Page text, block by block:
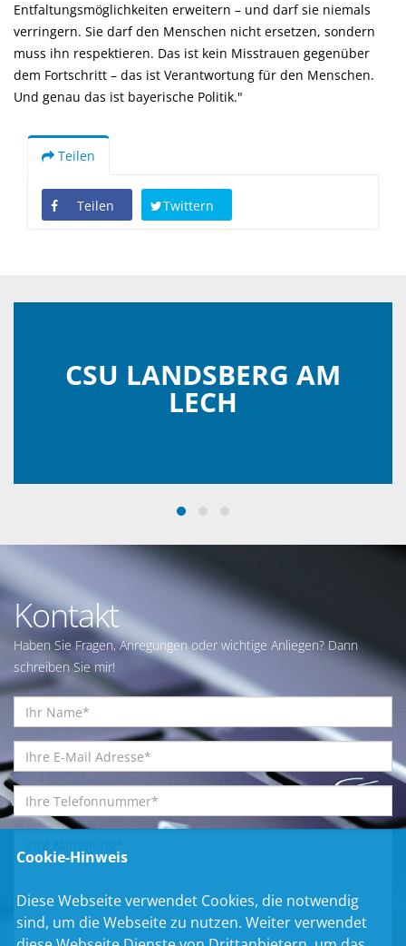
Entfaltungsmöglichkeiten erweitern – und darf sie niemals
verringern. Sie darf den Menschen nicht ersetzen, sondern
muss ihn respektieren. Das ist kein Misstrauen gegenüber
dem Fortschritt – das ist Verantwortung für den Menschen.
Und genau das ist bayerische Politik."
Teilen
Teilen Twittern
CSU LANDSBERG AM
LECH
Kontakt
Haben Sie Fragen, Anregungen oder wichtige Anliegen? Dann
schreiben Sie mir!
Cookie-Hinweis
Diese Webseite verwendet Cookies, die notwendig
sind, um die Webseite zu nutzen. Weiter verwendet